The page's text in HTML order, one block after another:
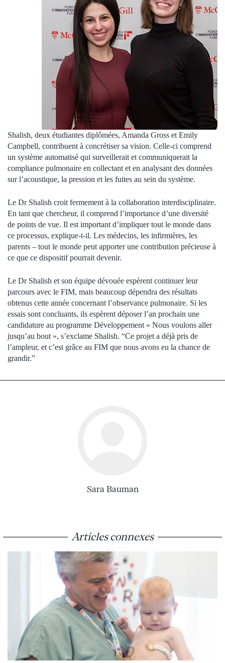
Shalish, deux étudiantes diplômées, Amanda Gross et Emily
Campbell, contribuent à concrétiser sa vision. Celle-ci comprend
un système automatisé qui surveillerait et communiquerait la
compliance pulmonaire en collectant et en analysant des données
sur l’acoustique, la pression et les fuites au sein du système.
Le Dr Shalish croit fermement à la collaboration interdisciplinaire.
En tant que chercheur, il comprend l’importance d’une diversité
de points de vue. Il est important d’impliquer tout le monde dans
ce processus, explique-t-il. Les médecins, les infirmières, les
parents – tout le monde peut apporter une contribution précieuse à
ce que ce dispositif pourrait devenir.
Le Dr Shalish et son équipe dévouée espèrent continuer leur
parcours avec le FIM, mais beaucoup dépendra des résultats
obtenus cette année concernant l’observance pulmonaire. Si les
essais sont concluants, ils espèrent déposer l’an prochain une
candidature au programme Développement « Nous voulons aller
jusqu’au bout », s’exclame Shalish. “Ce projet a déjà pris de
l’ampleur, et c’est grâce au FIM que nous avons eu la chance de
grandir.”
Sara Bauman
Articles connexes